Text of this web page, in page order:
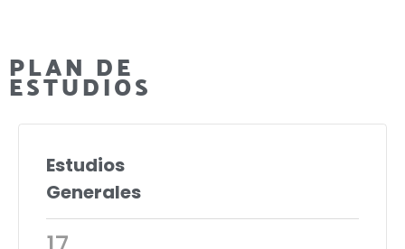
PLAN DE
ESTUDIOS
Estudios
Generales